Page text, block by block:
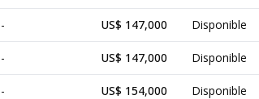
- US$ 147,000 Disponible
- US$ 147,000 Disponible
- US$ 154,000 Disponible